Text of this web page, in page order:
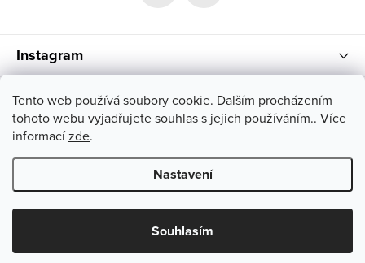
Tento web používá soubory cookie. Dalším procházením
tohoto webu vyjadřujete souhlas s jejich používáním.. Více
informacízde.
Nastavení
Souhlasím
Instagram
Informace pro vás
Copyright 2026INFOKRÁSA. Všechna práva vyhrazena.